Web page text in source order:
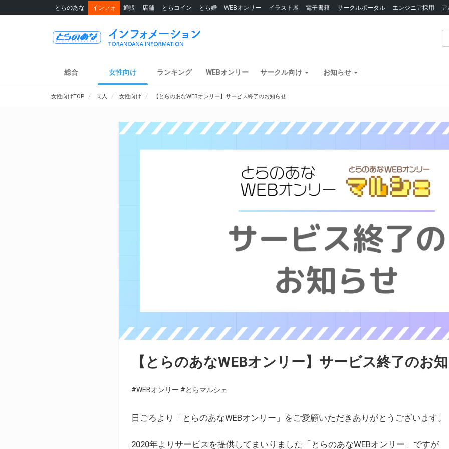
とらのあな インフォ 通販 店舗 とらコイン とら婚 WEBオンリー イラスト展 電子書籍 サークルポータル エンジニア採用
総合 女性向け ランキング WEBオンリー サークル向け お知らせ
女性向けTOP 同人 女性向け 【とらのあなWEBオンリー】サービス終了のお知らせ
【とらのあなWEBオンリー】サービス終了のお
#WEBオンリー #とらマルシェ
日ごろより「とらのあなWEBオンリー」をご愛顧いただきありがとうございます。
2020年よりサービスを提供してまいりました「とらのあなWEBオンリー」ですが